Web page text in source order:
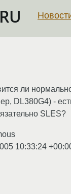
ли
DL380G4) -
SLES?
10:33:24